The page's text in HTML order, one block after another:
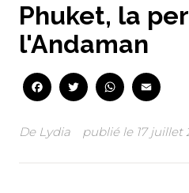
Phuket, la
l'Andaman
FacebookTwitter
De Lydia publié le 17 juillet